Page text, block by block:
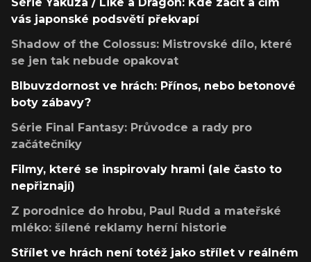
vás japonské podsvětí překvapí
Shadow of the Colossus: Mistrovské dílo, které
se jen tak nebude opakovat
Blbuvzdornost ve hrách: Přínos, nebo betonové
boty zábavy?
Série Final Fantasy: Průvodce a rady pro
začátečníky
Filmy, které se inspirovaly hrami (ale často to
nepřiznají)
Z porodnice do hrobu, Paul Rudd a mateřské
mléko: šílené reklamy herní historie
Střílet ve hrách není totéž jako střílet v reálném